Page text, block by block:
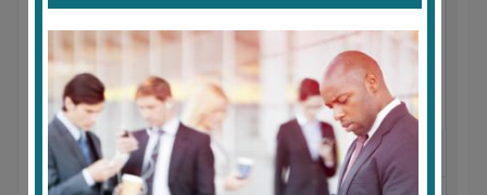
الجنس : ذكر